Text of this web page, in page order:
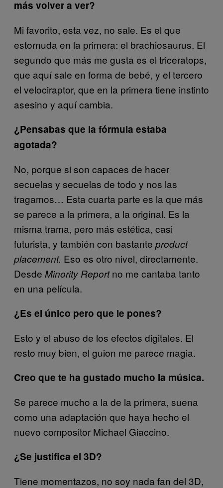
más volver a ver?
Mi favorito, esta vez, no sale. Es el que
estornuda en la primera: el brachiosaurus. El
segundo que más me gusta es el triceratops,
que aquí sale en forma de bebé, y el tercero
el velociraptor, que en la primera tiene instinto
asesino y aquí cambia.
¿Pensabas que la fórmula estaba
agotada?
No, porque si son capaces de hacer
secuelas y secuelas de todo y nos las
tragamos… Esta cuarta parte es la que más
se parece a la primera, a la original. Es la
misma trama, pero más estética, casi
futurista, y también con bastante product
placement. Eso es otro nivel, directamente.
Desde Minority Reportno me cantaba tanto
en una película.
¿Es el único pero que le pones?
Esto y el abuso de los efectos digitales. El
resto muy bien, el guion me parece magia.
Creo que te ha gustado mucho la música.
Se parece mucho a la de la primera, suena
como una adaptación que haya hecho el
nuevo compositor Michael Giaccino.
¿Se justifica el 3D?
Tiene momentazos, no soy nada fan del 3D,